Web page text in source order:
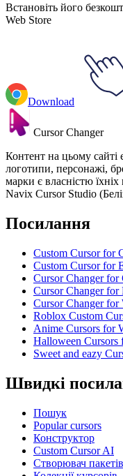
Встановіть його
Web Store
Download
Cursor Changer
Контент на цьому сайті
логотипи, персонажі,
марки є власністю їхніх
Navix Cursor Studio
Посилання
Custom Cursor for
Custom Cursor for
Cursor Changer for
Cursor Changer for
Cursor Changer for
Roblox Custom
Anime Cursors for
Halloween Cursors
Sweet and eazy
Швидкі
Пошук
Popular cursors
Конструктор
Custom Cursor AI
Створювач